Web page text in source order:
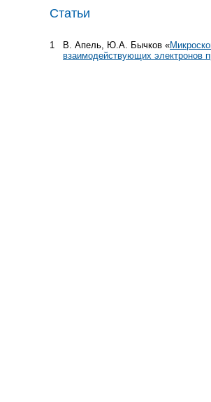
Статьи
1 В. Апель, Ю.А. Бычков «
взаимодействующих электронов